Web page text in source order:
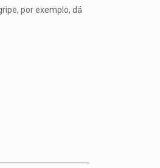
por exemplo, dá